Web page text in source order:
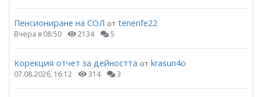
Пенсиониране на СОЛ от tenerife22
Вчера в 08:50 2134 5
Корекция отчет за дейността от krasun4o
07.08.2026, 16:12 314 3